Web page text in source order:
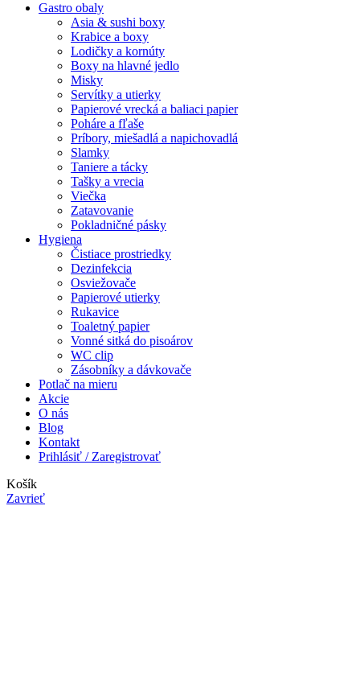
Gastro obaly
Asia & sushi boxy
Krabice a boxy
Lodičky a kornúty
Boxy na hlavné jedlo
Misky
Servítky a utierky
Papierové vrecká a baliaci papier
Poháre a fľaše
Príbory, miešadlá a napichovadlá
Slamky
Taniere a tácky
Tašky a vrecia
Viečka
Zatavovanie
Pokladničné pásky
Hygiena
Čistiace prostriedky
Dezinfekcia
Osviežovače
Papierové utierky
Rukavice
Toaletný papier
Vonné sitká do pisoárov
WC clip
Zásobníky a dávkovače
Potlač na mieru
Akcie
O nás
Blog
Kontakt
Prihlásiť / Zaregistrovať
Košík
Zavrieť